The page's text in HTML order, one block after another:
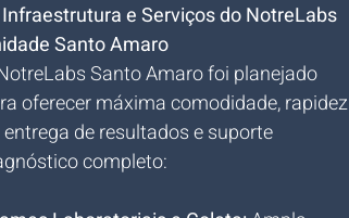
Infraestrutura e Serviços do NotreLabs
Santo Amaro
Santo Amaro foi planejado
oferecer máxima comodidade, rapidez
entrega de resultados e suporte
completo: